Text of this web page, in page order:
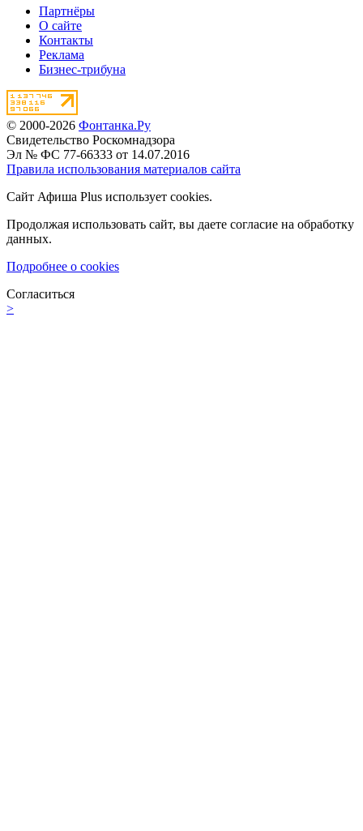
Партнёры
О сайте
Контакты
Реклама
Бизнес-трибуна
© 2000-2026 Фонтанка.Ру
Свидетельство Роскомнадзора
Эл № ФС 77-66333 от 14.07.2016
Правила использования материалов сайта
Сайт Афиша Plus использует cookies.
Продолжая использовать сайт, вы даете согласие на обработку
данных.
Подробнее о cookies
Согласиться
>